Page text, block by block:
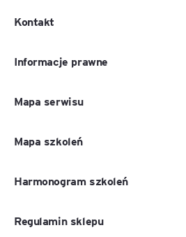
Kontakt
Informacje prawne
Mapa serwisu
Mapa szkoleń
Harmonogram szkoleń
Regulamin sklepu